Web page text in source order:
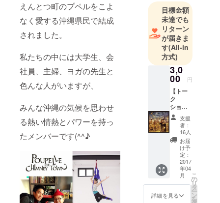
えんとつ町のプペルをこよ
なく愛する沖縄県民で結成
されました。
私たちの中には大学生、会
社員、主婦、ヨガの先生と
色んな人がいますが、
みんな沖縄の気候を思わせ
る熱い情熱とパワーを持っ
たメンバーです(^^♪
目標金額
未達でも
リターン
が届きま
す(All-in
方式)
3,0
00 円
【トー
ク
ショー
に参加
されな
い方向
け】 ・
心を込
めた御
礼のお
手紙 +
・えん
とつ町
のプペ
ル展限
支援
者：
16人
お届
け予
定：
2017
年04
月
詳細を見る
こ
の
リ
タ
ー
ン
を